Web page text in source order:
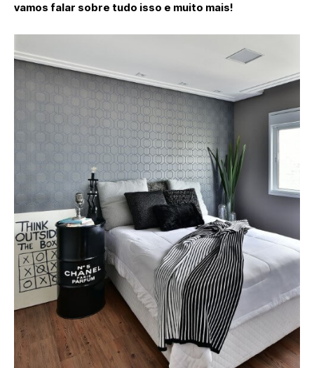
vamos falar sobre tudo isso e muito mais!